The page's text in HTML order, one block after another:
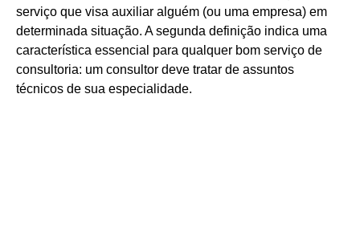
serviço que visa auxiliar alguém (ou uma empresa) em
determinada situação. A segunda definição indica uma
característica essencial para qualquer bom serviço de
consultoria: um consultor deve tratar de assuntos
técnicos de sua especialidade.